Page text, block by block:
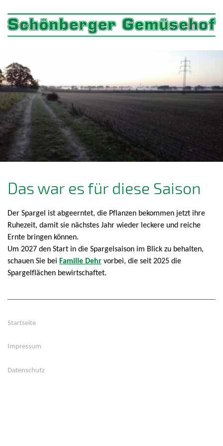
Das war es für diese Saison
Der Spargel ist abgeerntet, die Pflanzen bekommen jetzt ihre
Ruhezeit, damit sie nächstes Jahr wieder leckere und reiche
Ernte bringen können.
Um 2027 den Start in die Spargelsaison im Blick zu behalten,
schauen Sie bei Familie Dehr vorbei, die seit 2025 die
Spargelflächen bewirtschaftet.
Startseite
Impressum
Datenschutz